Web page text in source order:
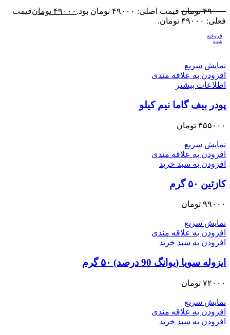
۴۹۰۰۰ تومان قیمت اصلی: ۴۹۰۰۰ تومان بود. ۴۹۰۰۰ تومانقیمت
فعلی: ۴۹۰۰۰ تومان.
فروخته
شده
نمایش سریع
افزودن به علاقه مندی
اطلاعات بیشتر
پودر بیف گاما نیم کیلو
۳۵۵۰۰۰ تومان
نمایش سریع
افزودن به علاقه مندی
افزودن به سبد خرید
کازئین ۵۰ گرم
۹۹۰۰۰ تومان
نمایش سریع
افزودن به علاقه مندی
افزودن به سبد خرید
ایزوله سویا (یوانگ 90 درصد) ۵۰ گرم
۷۲۰۰۰ تومان
نمایش سریع
افزودن به علاقه مندی
افزودن به سبد خرید